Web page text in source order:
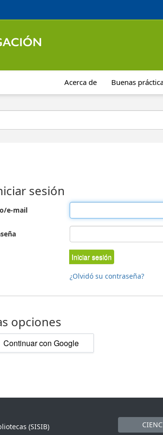
Acerca de Buenas
sesión
e-mail
Iniciar sesión
¿Olvidó su contraseña?
opciones
Continuar con Google
(SISIB)